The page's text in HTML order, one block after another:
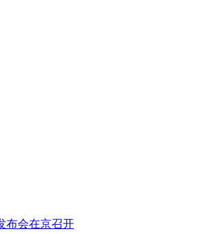
京召开